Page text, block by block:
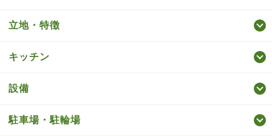
立地・特徴
キッチン
設備
駐車場・駐輪場